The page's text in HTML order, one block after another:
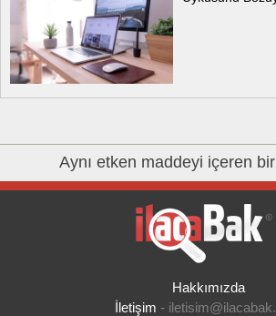
Aynı etken maddeyi içeren
Hakkımızda
İletişim -